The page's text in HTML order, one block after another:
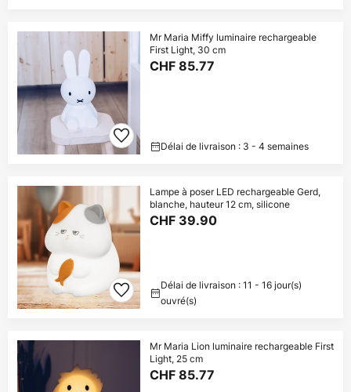
Mr Maria Miffy luminaire rechargeable
First Light, 30 cm
CHF 85.77
Délai de livraison : 3 - 4 semaines
Lampe à poser LED rechargeable Gerd,
blanche, hauteur 12 cm, silicone
CHF 39.90
Délai de livraison : 11 - 16 jour(s)
ouvré(s)
Mr Maria Lion luminaire rechargeable First
Light, 25 cm
CHF 85.77